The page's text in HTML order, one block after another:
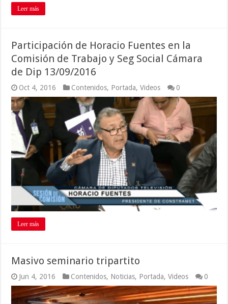
Leer más
Participación de Horacio Fuentes en la
Comisión de Trabajo y Seg Social Cámara
de Dip 13/09/2016
Oct 4, 2016 Contenidos, Portada,Videos 0
Leer más
Masivo seminario tripartito
Jun 4, 2016 Contenidos, Noticias, Portada,Videos 0